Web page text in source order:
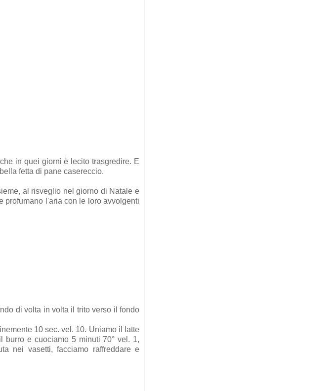
in quei giorni è lecito trasgredire. E
fetta di pane casereccio.
al risveglio nel giorno di Natale e
profumano l'aria con le loro avvolgenti
di volta in volta il trito verso il fondo
10 sec. vel. 10. Uniamo il latte
burro e cuociamo 5 minuti 70° vel. 1,
nei vasetti, facciamo raffreddare e